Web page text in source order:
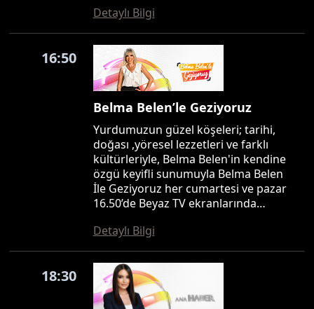
Detaylı Bilgi
16:50
Belma Belen’le Geziyoruz
Yurdumuzun güzel köşeleri; tarihi,
doğası ,yöresel lezzetleri ve farklı
kültürleriyle, Belma Belen'in kendine
özgü keyifli sunumuyla Belma Belen
İle Geziyoruz her cumartesi ve pazar
16.50’de Beyaz TV ekranlarında…
Detaylı Bilgi
18:30